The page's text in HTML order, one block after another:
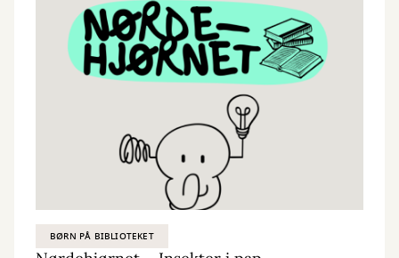
BØRN PÅ BIBLIOTEKET